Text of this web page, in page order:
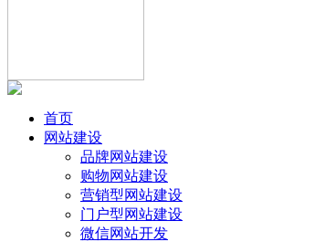
首页
网站建设
品牌网站建设
购物网站建设
营销型网站建设
门户型网站建设
微信网站开发